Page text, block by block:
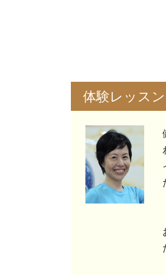
体験レッス